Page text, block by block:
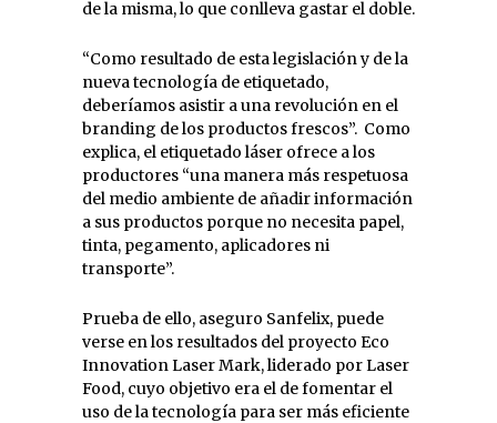
de la misma, lo que conlleva gastar el doble.
“Como resultado de esta legislación y de la
nueva tecnología de etiquetado,
deberíamos asistir a una revolución en el
branding de los productos frescos”. Como
explica, el etiquetado láser ofrece a los
productores “una manera más respetuosa
del medio ambiente de añadir información
a sus productos porque no necesita papel,
tinta, pegamento, aplicadores ni
transporte”.
Prueba de ello, aseguro Sanfelix, puede
verse en los resultados del proyecto Eco
Innovation Laser Mark, liderado por Laser
Food, cuyo objetivo era el de fomentar el
uso de la tecnología para ser más eficiente